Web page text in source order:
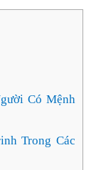
Có Mệnh
Trong Các